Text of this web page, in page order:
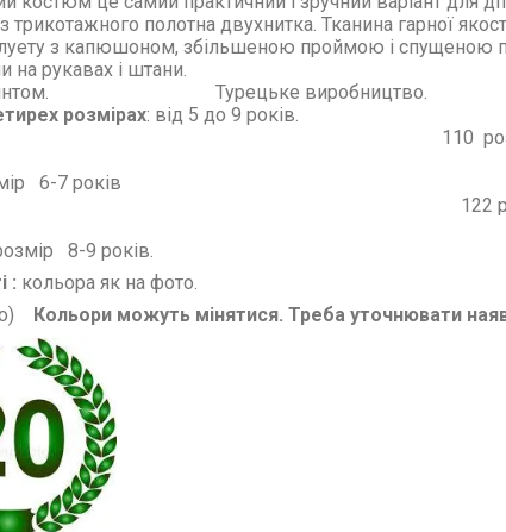
з трикотажного полотна двухнитка. Тканина
з капюшоном, збільшеною проймою і спущеною
на рукавах і штани. Кофта і
прінтом.
розмірах: від 5
розмір
розмір
розмір
розмір 8-
: кольора як на фото.
Кольори можуть мінятися. Треба уточнювати